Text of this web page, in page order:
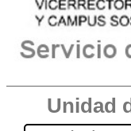
Unidad